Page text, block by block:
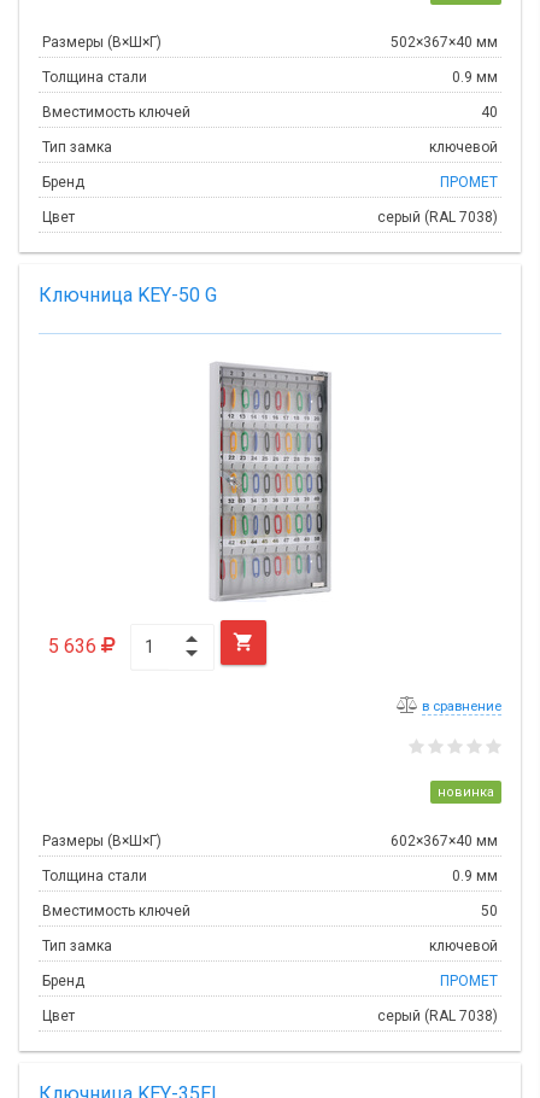
Размеры (В×Ш×Г) 502×367×40 мм
Толщина стали 0.9 мм
Вместимость ключей 40
Тип замка ключевой
Бренд ПРОМЕТ
Цвет серый (RAL 7038)
Ключница KEY-50 G
5 636 
в сравнение
новинка
Размеры (В×Ш×Г) 602×367×40 мм
Толщина стали 0.9 мм
Вместимость ключей 50
Тип замка ключевой
Бренд ПРОМЕТ
Цвет серый (RAL 7038)